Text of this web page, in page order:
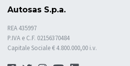
Autosas S.p.a.
REA 435997
P.IVA e C.F. 02156370484
Capitale Sociale € 4.800.000,00 i.v.